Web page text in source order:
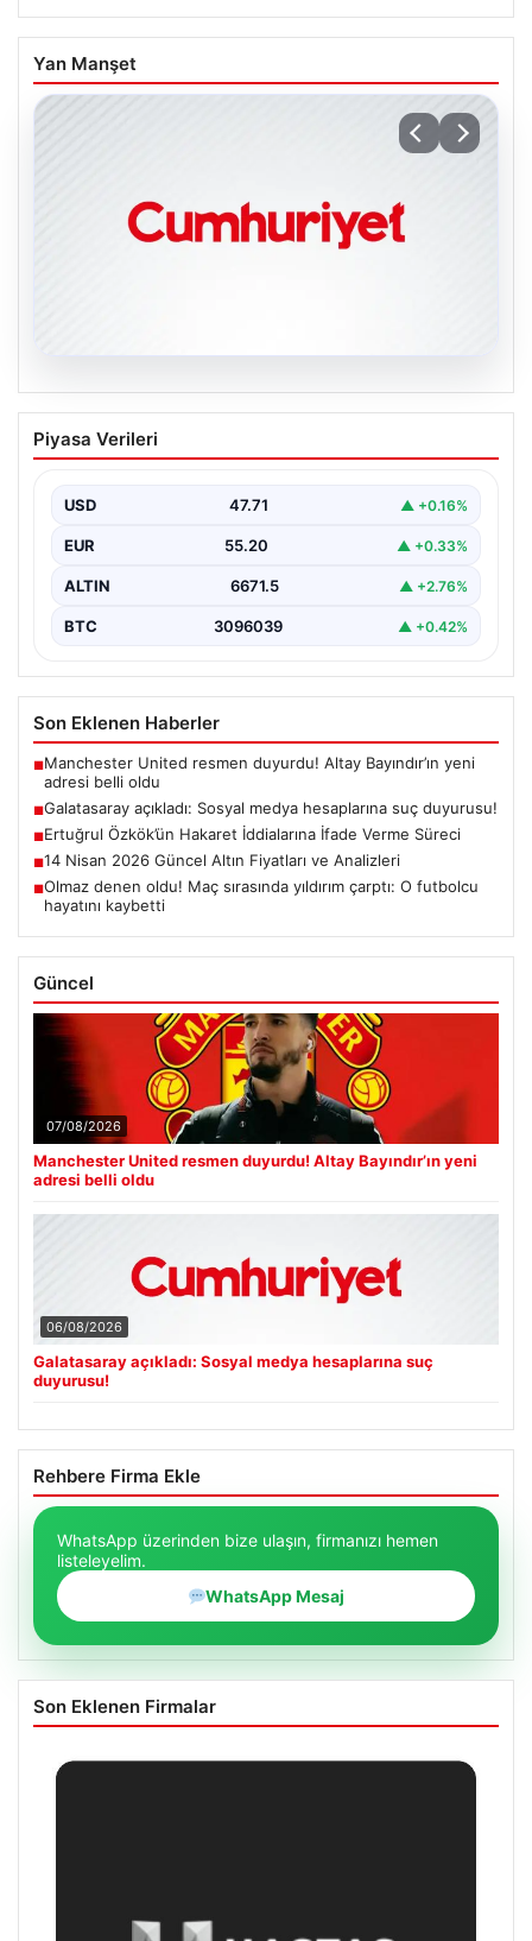
Yan Manşet
06.08.2026
Galatasaray açıkladı: Sosyal medya
hesaplarına suç duyurusu!
Hukuki Adım Attı", "content": "Galatasaray Spor Kulübü,
Piyasa Verileri
USD 47.71 ▲ +0.16%
EUR 55.20 ▲ +0.33%
ALTIN 6671.5 ▲ +2.76%
BTC 3096039 ▲ +0.42%
Son Eklenen Haberler
■Manchester United resmen duyurdu! Altay Bayındır’ın yeni
adresi belli oldu
■Galatasaray açıkladı: Sosyal medya hesaplarına suç duyurusu!
■Ertuğrul Özkök’ün Hakaret İddialarına İfade Verme Süreci
■14 Nisan 2026 Güncel Altın Fiyatları ve Analizleri
■Olmaz denen oldu! Maç sırasında yıldırım çarptı: O futbolcu
hayatını kaybetti
Güncel
07/08/2026
Manchester United resmen duyurdu! Altay Bayındır’ın yeni
adresi belli oldu
06/08/2026
Galatasaray açıkladı: Sosyal medya hesaplarına suç
duyurusu!
Rehbere Firma Ekle
WhatsApp üzerinden bize ulaşın, firmanızı hemen
listeleyelim.
WhatsApp Mesaj
Son Eklenen Firmalar